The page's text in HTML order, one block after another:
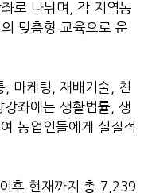
로 나뉘며, 각 지역농
맞춤형 교육으로 운
, 마케팅, 재배기술, 친
좌에는 생활법률, 생
농업인들에게 실질적
후 현재까지 총 7,239